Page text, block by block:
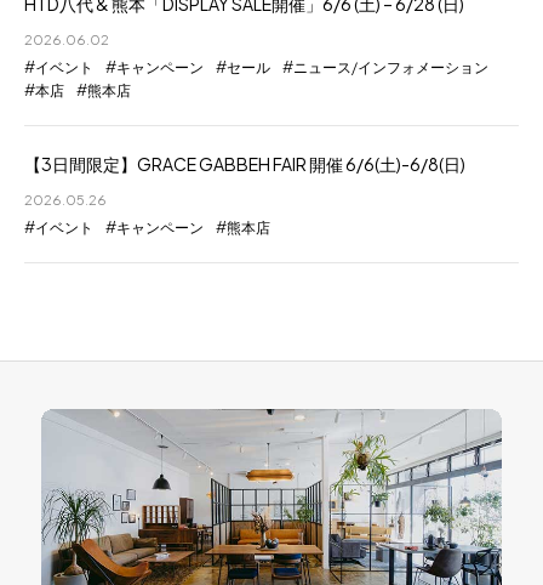
2026.06.02
イベント キャンペーン セール
ニュース/インフォメーション
本店
熊本店
【3日間限定】GRACE GABBEH FAIR 開催 6/6(土)-6/8(日)
2026.05.26
イベント キャンペーン 熊本店